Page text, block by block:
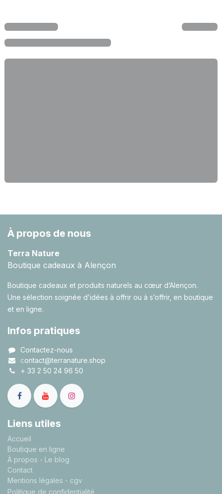
À propos de nous
Terra Nature
Boutique cadeaux à Alençon
Boutique cadeaux et produits naturels au cœur d’Alençon.
Une sélection soignée d’idées à offrir ou à s’offrir, en boutique
et en ligne.
Infos pratiques
Contactez-nous
contact@terranature.shop
+ 33 2 50 24 96 50
Liens utiles
Accueil
Boutique en ligne
À propos - Le blog
Contact
Mentions légales - cgv
Politique de confidentialité